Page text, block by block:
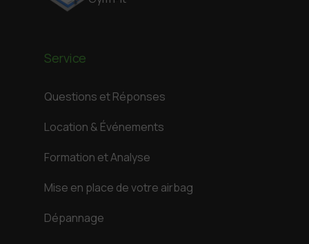
Service
Questions et Réponses
Location & Événements
Formation et Analyse
Mise en place de votre airbag
Dépannage